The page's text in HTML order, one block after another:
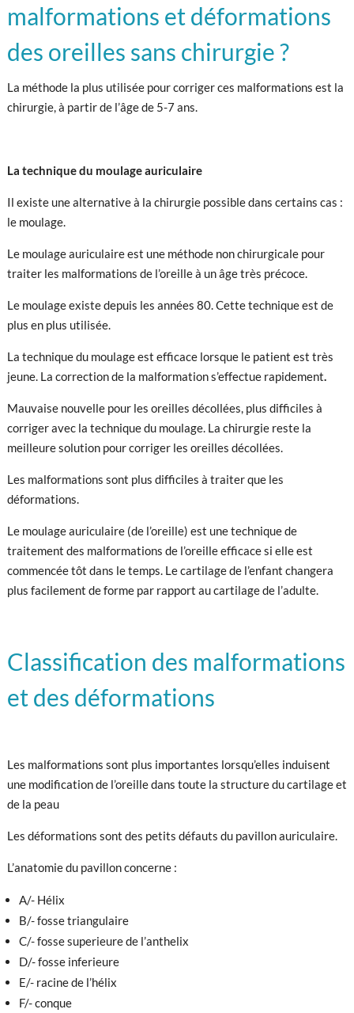
malformations et déformations
des oreilles sans chirurgie ?
La méthode la plus utilisée pour corriger ces malformations est la
chirurgie, à partir de l’âge de 5-7 ans.
La technique du moulage auriculaire
Il existe une alternative à la chirurgie possible dans certains cas :
le moulage.
Le moulage auriculaire est une méthode non chirurgicale pour
traiter les malformations de l’oreille à un âge très précoce.
Le moulage existe depuis les années 80. Cette technique est de
plus en plus utilisée.
La technique du moulage est efficace lorsque le patient est très
jeune. La correction de la malformation s’effectue rapidement
Mauvaise nouvelle pour les oreilles décollées, plus difficiles à
corriger avec la technique du moulage. La chirurgie reste la
meilleure solution pour corriger les oreilles décollées.
Les malformations sont plus difficiles à traiter que les
déformations.
Le moulage auriculaire (de l’oreille) est une technique de
traitement des malformations de l’oreille efficace si elle est
commencée tôt dans le temps. Le cartilage de l’enfant changera
plus facilement de forme par rapport au cartilage de l’adulte.
Classification des malformations
et des déformations
Les malformations sont plus importantes lorsqu’elles induisent
une modification de l’oreille dans toute la structure du cartilage et
de la peau
Les déformations sont des petits défauts du pavillon auriculaire.
L’anatomie du pavillon concerne :
A/- Hélix
B/- fosse triangulaire
C/- fosse superieure de l’anthelix
D/- fosse inferieure
E/- racine de l’hélix
F/- conque